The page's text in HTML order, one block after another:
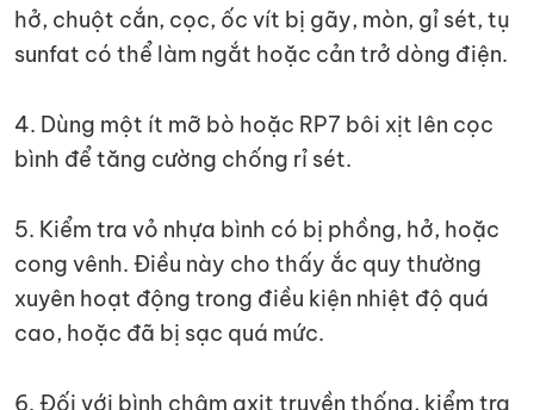
hở, chuột cắn, cọc, ốc vít bị gãy, mòn, gỉ sét, tụ
sunfat có thể làm ngắt hoặc cản trở dòng điện.
4. Dùng một ít mỡ bò hoặc RP7 bôi xịt lên cọc
bình để tăng cường chống rỉ sét.
5. Kiểm tra vỏ nhựa bình có bị phồng, hở, hoặc
cong vênh. Điều này cho thấy ắc quy thường
xuyên hoạt động trong điều kiện nhiệt độ quá
cao, hoặc đã bị sạc quá mức.
6. Đối với bình châm axit truyền thống, kiểm tra